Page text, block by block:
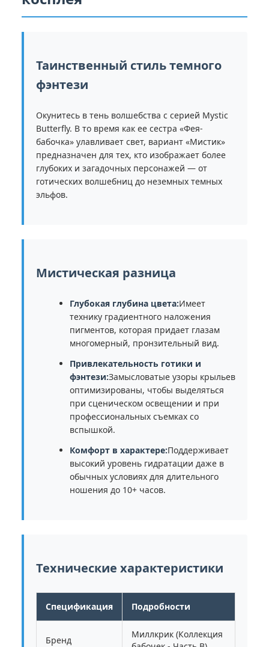
Таинственный стиль темного
фэнтези
Окунитесь в тень волшебства с серией Mystic
Butterfly. В то время как ее сестра «Фея-
бабочка» улавливает свет, вариант «Мистик»
предназначен для тех, кто изображает более
глубоких и загадочных персонажей — от
готических волшебниц до неземных темных
эльфов.
Мистическая разница
Глубокая глубина цвета:Имеет
технику градиентного наложения
пигментов, которая придает глазам
многомерный, пронзительный вид.
Привлекательность готики и
фэнтези:Замысловатые узоры крыльев
оптимизированы, чтобы выделяться
при сценическом освещении и при
профессиональных съемках со
вспышкой.
Комфорт в характере:Поддерживает
высокий уровень гидратации даже в
обычных условиях для длительного
ношения до 10+ часов.
Технические характеристики
Спецификация Подробности
Бренд
Миллкрик (Коллекция